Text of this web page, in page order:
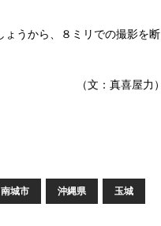
うから、８ミリでの撮影を断
（文：真喜屋力）
南城市 沖縄県 玉城